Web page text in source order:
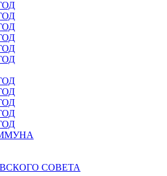
СОВЕТА